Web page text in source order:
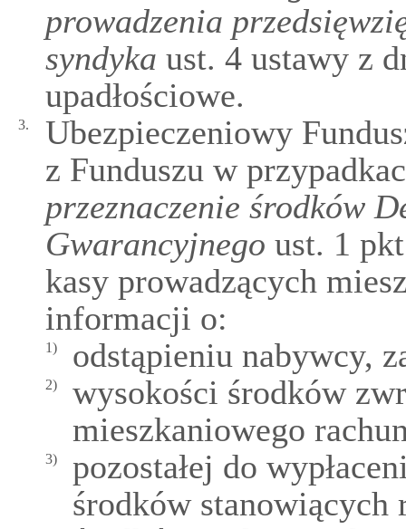
prowadzenia
syndyka ust. 4 ustawy z
upadłościowe.
3.
Ubezpieczeniowy
z Funduszu w
przeznaczenie środków
Gwarancyjnego ust. 1
kasy prowadzących
informacji o:
1) odstąpieniu nabywcy,
2)
wysokości środków
mieszkaniowego
3)
pozostałej do
środków stanowiących